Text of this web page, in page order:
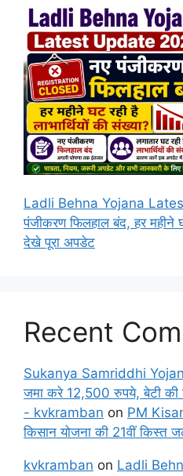
Ladli Behna Yojana
पंजीकरण फिलहाल बंद, हर महीने
देखे पूरा अपडेट
Recent
Sukanya Samriddhi
जमा करे 12,500 रुपये, बेटी की
- kvkramban on PM
किसान योजना की 21वीं किस्त
kvkramban on Ladli